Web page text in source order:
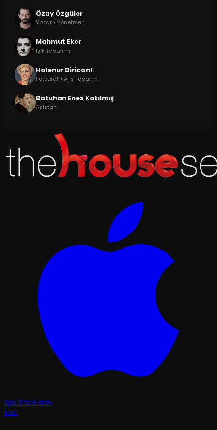
Özay Özgüler
Yazar / Yönetmen
Mahmut Eker
Işık Tasarımı
Halenur Diricanlı
Fotoğraf / Afiş Tasarım
Batuhan Enes Katılmış
Asistan
App Store'dan
İndir